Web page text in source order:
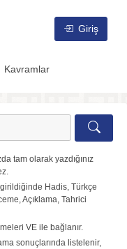
Kavramlar
Giriş
tam olarak yazdığınız
Hadis, Türkçe
Açıklama, Tahrici
VE ile bağlanır.
sonuçlarında listelenir,